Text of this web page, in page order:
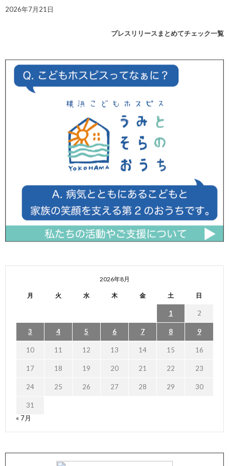
2026年7月21日
プレスリリースまとめてチェック一覧
2026年8月
月 火 水 木 金 土 日
1 2
3 4 5 6 7 8 9
10 11 12 13 14 15 16
17 18 19 20 21 22 23
24 25 26 27 28 29 30
31
« 7月